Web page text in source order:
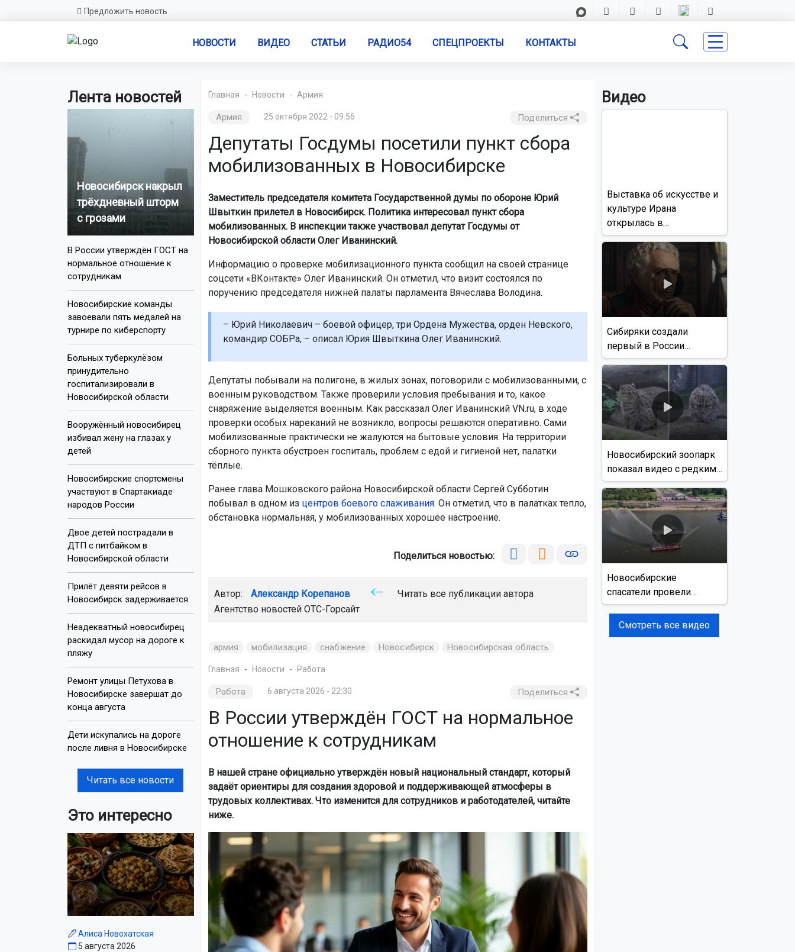
Предложить новость
НОВОСТИ ВИДЕО СТАТЬИ РАДИО54 СПЕЦПРОЕКТЫ КОНТАКТЫ
Лента новостей
Новосибирск накрыл
трёхдневный шторм
с грозами
В России утверждён ГОСТ на
нормальное отношение к
сотрудникам
Новосибирские команды
завоевали пять медалей на
турнире по киберспорту
Больных туберкулёзом
принудительно
госпитализировали в
Новосибирской области
Вооружённый новосибирец
избивал жену на глазах у
детей
Новосибирские спортсмены
участвуют в Спартакиаде
народов России
Двое детей пострадали в
ДТП с питбайком в
Новосибирской области
Прилёт девяти рейсов в
Новосибирск задерживается
Неадекватный новосибирец
раскидал мусор на дороге к
пляжу
Ремонт улицы Петухова в
Новосибирске завершат до
конца августа
Дети искупались на дороге
после ливня в Новосибирске
Читать все новости
Это интересно
Алиса Новохатская
5 августа 2026
Главная Новости Армия
Армия 25 октября 2022 - 09:56 Поделиться
Депутаты Госдумы посетили пункт сбора
мобилизованных в Новосибирске
Заместитель председателя комитета Государственной думы по обороне Юрий
Швыткин прилетел в Новосибирск. Политика интересовал пункт сбора
мобилизованных. В инспекции также участвовал депутат Госдумы от
Новосибирской области Олег Иванинский.
Информацию о проверке мобилизационного пункта сообщил на своей странице
соцсети «ВКонтакте» Олег Иванинский. Он отметил, что визит состоялся по
поручению председателя нижней палаты парламента Вячеслава Володина.
– Юрий Николаевич – боевой офицер, три Ордена Мужества, орден Невского,
командир СОБРа, – описал Юрия Швыткина Олег Иванинский.
Депутаты побывали на полигоне, в жилых зонах, поговорили с мобилизованными, с
военным руководством. Также проверили условия пребывания и то, какое
снаряжение выделяется военным. Как рассказал Олег Иванинский VN.ru, в ходе
проверки особых нареканий не возникло, вопросы решаются оперативно. Сами
мобилизованные практически не жалуются на бытовые условия. На территории
сборного пункта обустроен госпиталь, проблем с едой и гигиеной нет, палатки
тёплые.
Ранее глава Мошковского района Новосибирской области Сергей Субботин
побывал в одном из центров боевого слаживания. Он отметил, что в палатках тепло,
обстановка нормальная, у мобилизованных хорошее настроение.
Поделиться новостью:
Автор: Александр Корепанов
Читать все публикации автора
Агентство новостей ОТС-Горсайт
армия мобилизация снабжение Новосибирск Новосибирская область
Главная Новости Работа
Работа 6 августа 2026 - 22:30 Поделиться
В России утверждён ГОСТ на нормальное
отношение к сотрудникам
В нашей стране официально утверждён новый национальный стандарт, который
задаёт ориентиры для создания здоровой и поддерживающей атмосферы в
трудовых коллективах. Что изменится для сотрудников и работодателей, читайте
ниже.
Видео
Выставка об искусстве и
культуре Ирана
открылась в
Новосибирске
Сибиряки создали
первый в России
документальный фильм
с использованием ИИ
Новосибирский зоопарк
показал видео с редким
виверровым котом
Новосибирские
спасатели провели
учения на реке Обь
Смотреть все видео